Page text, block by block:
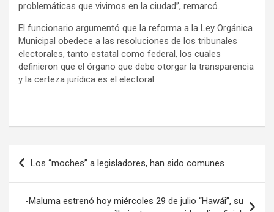
problemáticas que vivimos en la ciudad”, remarcó.
El funcionario argumentó que la reforma a la Ley Orgánica
Municipal obedece a las resoluciones de los tribunales
electorales, tanto estatal como federal, los cuales
definieron que el órgano que debe otorgar la transparencia
y la certeza jurídica es el electoral.
Navegación
de
entradas
Los “moches” a legisladores, han sido comunes
-Maluma estrenó hoy miércoles 29 de julio “Hawái”, su